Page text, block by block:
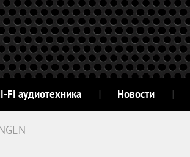
Fi аудиотехника Новости